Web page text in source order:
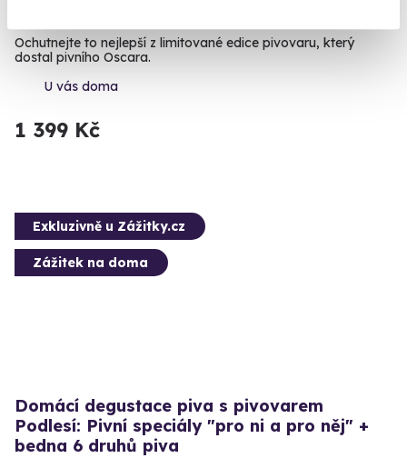
Ochutnejte to nejlepší z limitované edice pivovaru, který
dostal pivního Oscara.
U vás doma
1 399 Kč
Exkluzivně u Zážitky.cz
Zážitek na doma
Domácí degustace piva s pivovarem
Podlesí: Pivní speciály "pro ni a pro něj" +
bedna 6 druhů piva